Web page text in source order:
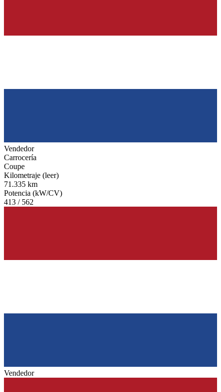
Vendedor
Carrocería
Coupe
Kilometraje (leer)
71.335 km
Potencia (kW/CV)
413 / 562
Vendedor